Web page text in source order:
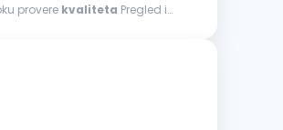
provere kvaliteta Pregled i